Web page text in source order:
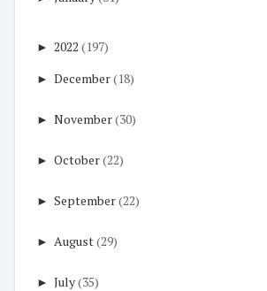
► 2022 (197)
► December(18)
► November(30)
► October(22)
► September(22)
► August(29)
► July(35)